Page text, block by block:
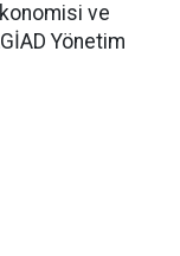
ve
Yönetim